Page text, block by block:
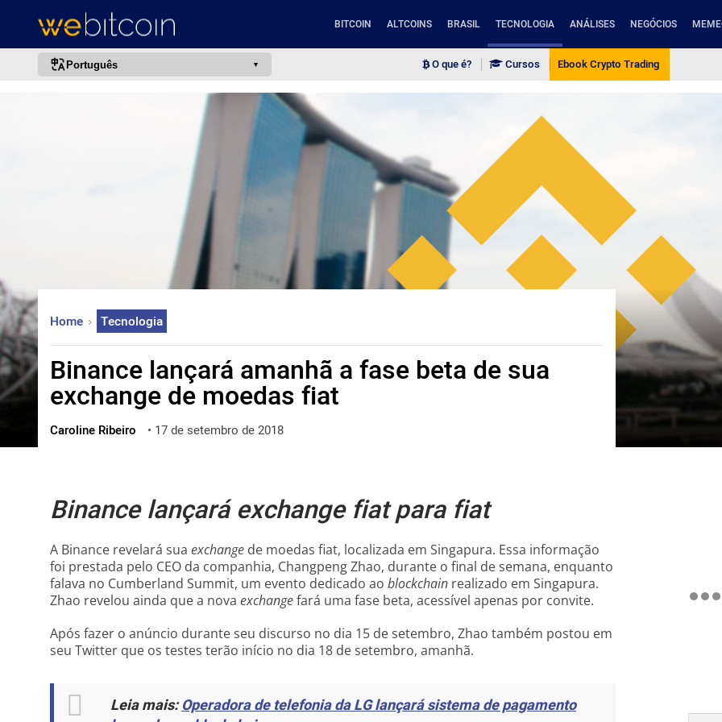
BITCOIN ALTCOINS BRASIL TECNOLOGIA ANÁLISES NEGÓCIOS
Português
한국어
العربية
ไทย
ქართული
O que é? Cursos Ebook Crypto Trading
Home Tecnologia
Binance lançará amanhã a fase beta de sua
exchange de moedas fiat
Caroline Ribeiro • 17 de setembro de 2018
Binance lançará exchange fiat para fiat
A Binance revelará sua exchange de moedas fiat, localizada em Singapura. Essa informação
foi prestada pelo CEO da companhia, Changpeng Zhao, durante o final de semana, enquanto
falava no Cumberland Summit, um evento dedicado ao blockchain realizado em Singapura.
Zhao revelou ainda que a nova exchangefará uma fase beta, acessível apenas por convite.
Após fazer o anúncio durante seu discurso no dia 15 de setembro, Zhao também postou em
seu Twitter que os testes terão início no dia 18 de setembro, amanhã.
Leia mais:Operadora de telefonia da LG lançará sistema de pagamento